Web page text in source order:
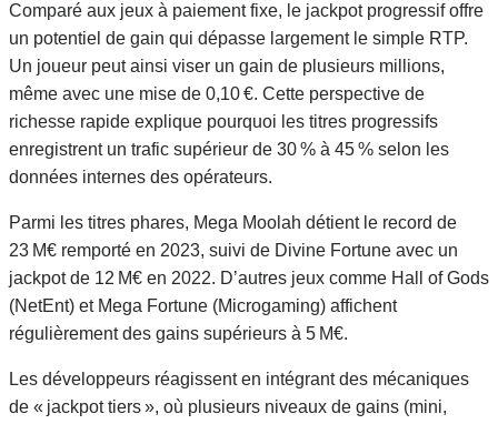
Comparé aux jeux à paiement fixe, le jackpot progressif offre
un potentiel de gain qui dépasse largement le simple RTP.
Un joueur peut ainsi viser un gain de plusieurs millions,
même avec une mise de 0,10 €. Cette perspective de
richesse rapide explique pourquoi les titres progressifs
enregistrent un trafic supérieur de 30 % à 45 % selon les
données internes des opérateurs.
Parmi les titres phares, Mega Moolah détient le record de
23 M€ remporté en 2023, suivi de Divine Fortune avec un
jackpot de 12 M€ en 2022. D’autres jeux comme Hall of Gods
(NetEnt) et Mega Fortune (Microgaming) affichent
régulièrement des gains supérieurs à 5 M€.
Les développeurs réagissent en intégrant des mécaniques
de « jackpot tiers », où plusieurs niveaux de gains (mini,